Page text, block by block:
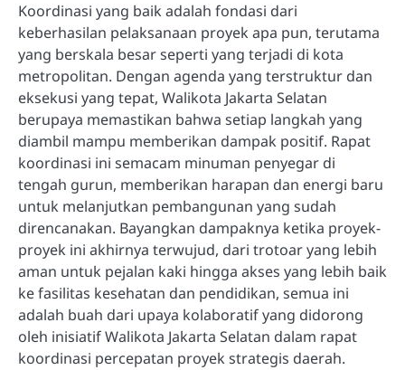
Koordinasi yang baik adalah fondasi dari
keberhasilan pelaksanaan proyek apa pun, terutama
yang berskala besar seperti yang terjadi di kota
metropolitan. Dengan agenda yang terstruktur dan
eksekusi yang tepat, Walikota Jakarta Selatan
berupaya memastikan bahwa setiap langkah yang
diambil mampu memberikan dampak positif. Rapat
koordinasi ini semacam minuman penyegar di
tengah gurun, memberikan harapan dan energi baru
untuk melanjutkan pembangunan yang sudah
direncanakan. Bayangkan dampaknya ketika proyek-
proyek ini akhirnya terwujud, dari trotoar yang lebih
aman untuk pejalan kaki hingga akses yang lebih baik
ke fasilitas kesehatan dan pendidikan, semua ini
adalah buah dari upaya kolaboratif yang didorong
oleh inisiatif Walikota Jakarta Selatan dalam rapat
koordinasi percepatan proyek strategis daerah.